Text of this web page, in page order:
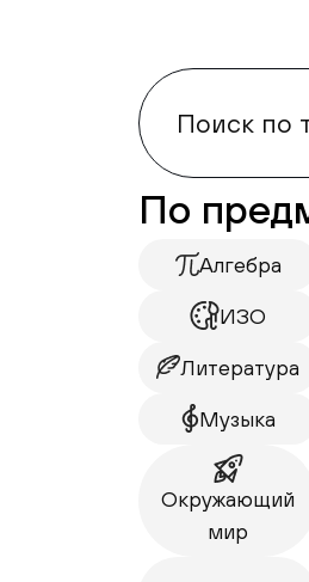
По
Алгебра
ИЗО
Литература
Музыка
Окружающий
мир